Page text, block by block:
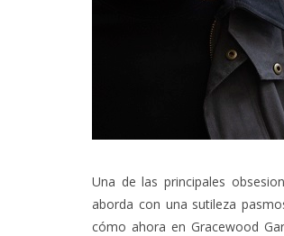
Una de las principales
aborda con una sutileza
cómo ahora en Gracewood